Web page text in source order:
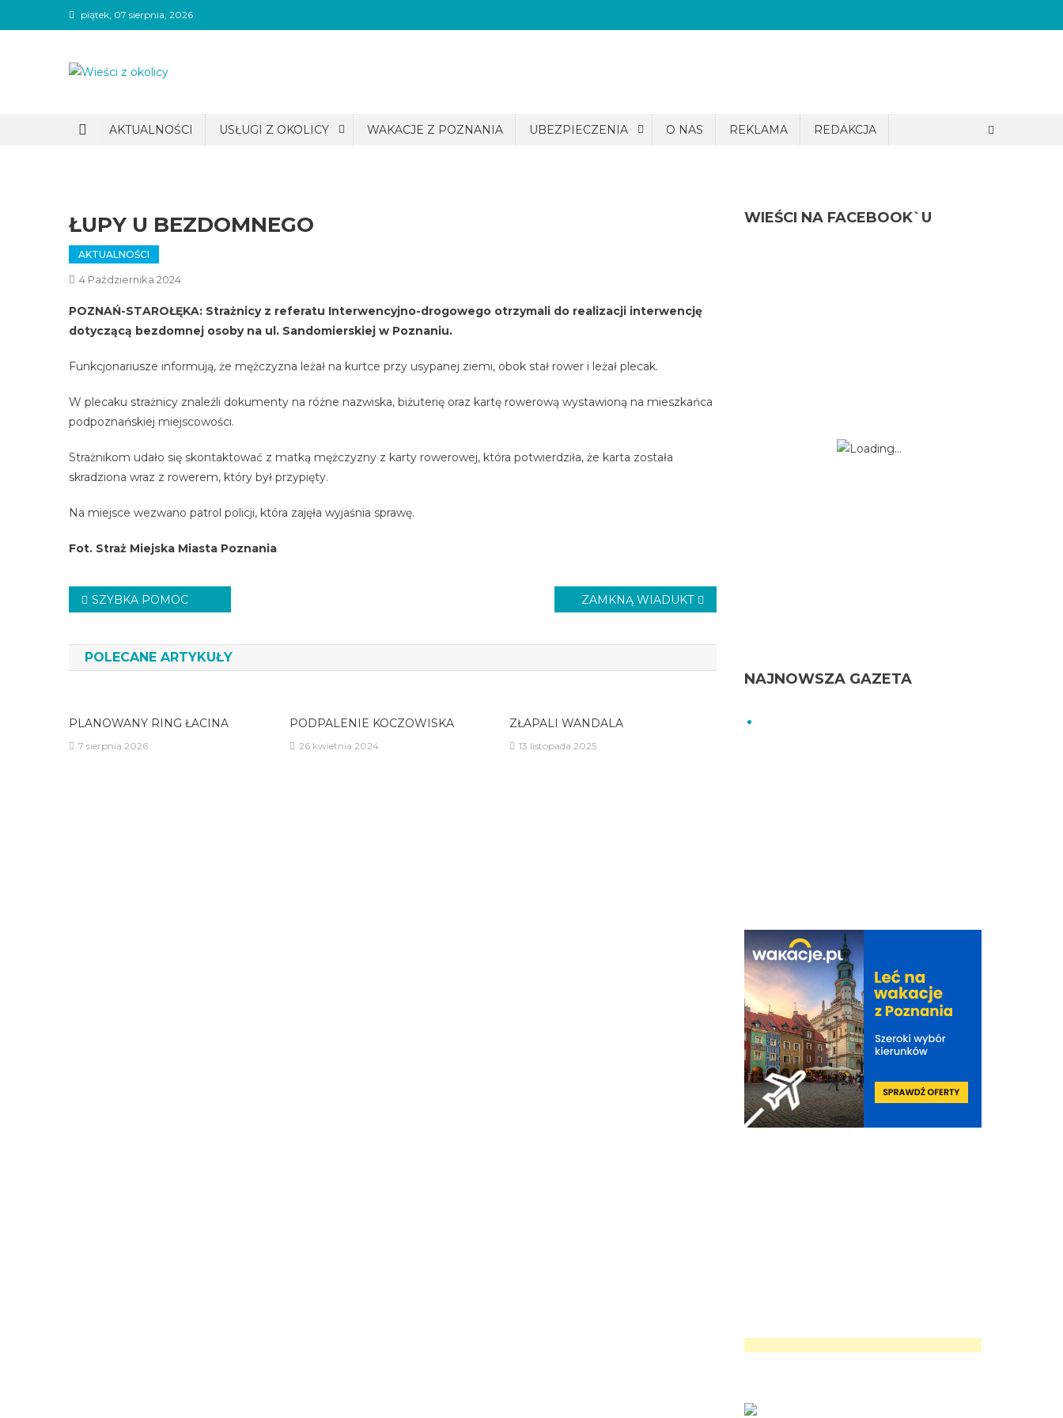
to
piątek, 07 sierpnia, 2026
AKTUALNOŚCI USŁUGI Z OKOLICY WAKACJE Z POZNANIA UBEZPIECZENIA O NAS REKLAMA REDAKCJA
ŁUPY U BEZDOMNEGO
AKTUALNOŚCI
4 Października 2024
POZNAŃ-STAROŁĘKA: Strażnicy z referatu Interwencyjno-drogowego otrzymali do realizacji interwencję
dotyczącą bezdomnej osoby na ul. Sandomierskiej w Poznaniu.
Funkcjonariusze informują, że mężczyzna leżał na kurtce przy usypanej ziemi, obok stał rower i leżał plecak.
W plecaku strażnicy znaleźli dokumenty na różne nazwiska, biżuterię oraz kartę rowerową wystawioną na mieszkańca
podpoznańskiej miejscowości.
Strażnikom udało się skontaktować z matką mężczyzny z karty rowerowej, która potwierdziła, że karta została
skradziona wraz z rowerem, który był przypięty.
Na miejsce wezwano patrol policji, która zajęła wyjaśnia sprawę.
Fot. Straż Miejska Miasta Poznania
Nawigacja
SZYBKA POMOC ZAMKNĄ WIADUKT
POLECANE ARTYKUŁY
PLANOWANY RING ŁACINA
7 sierpnia 2026
PODPALENIE KOCZOWISKA
26 kwietnia 2024
ZŁAPALI WANDALA
13 listopada 2025
WIEŚCI NA FACEBOOK`U
NAJNOWSZA GAZETA